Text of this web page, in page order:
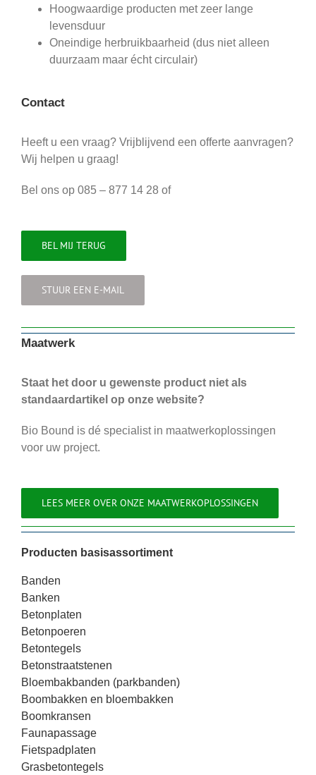
Hoogwaardige producten met zeer lange
levensduur
Oneindige herbruikbaarheid (dus niet alleen
duurzaam maar écht circulair)
Contact
Heeft u een vraag? Vrijblijvend een offerte aanvragen?
Wij helpen u graag!
Bel ons op 085 – 877 14 28 of
BEL MIJ TERUG
STUUR EEN E-MAIL
Maatwerk
Staat het door u gewenste product niet als
standaardartikel op onze website?
Bio Bound is dé specialist in maatwerkoplossingen
voor uw project.
LEES MEER OVER ONZE MAATWERKOPLOSSINGEN
Producten basisassortiment
Banden
Banken
Betonplaten
Betonpoeren
Betontegels
Betonstraatstenen
Bloembakbanden (parkbanden)
Boombakken en bloembakken
Boomkransen
Faunapassage
Fietspadplaten
Grasbetontegels